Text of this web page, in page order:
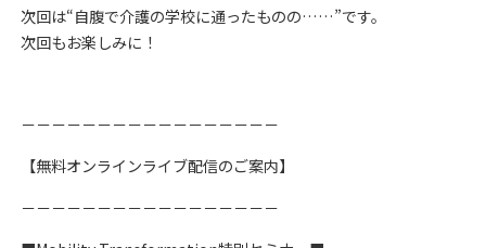
次回は“自腹で介護の学校に通ったものの……”です。
次回もお楽しみに！
－－－－－－－－－－－－－－－－－
【無料オンラインライブ配信のご案内】
－－－－－－－－－－－－－－－－－